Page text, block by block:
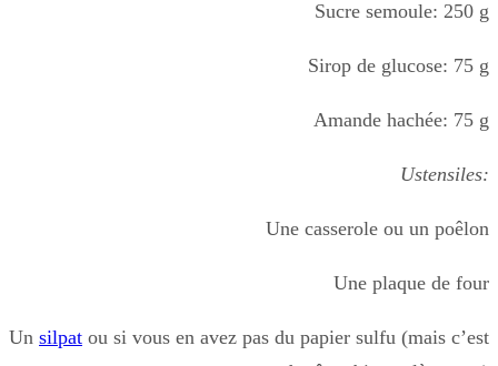
Sucre semoule: 250 g
Sirop de glucose: 75 g
Amande hachée: 75 g
Ustensiles:
Une casserole ou un poêlon
Une plaque de four
Un silpat ou si vous en avez pas du papier sulfu (mais c’est